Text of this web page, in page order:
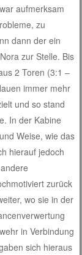
aufmerksam
zu
dann der ein
zur Stelle. Bis
2 Toren (3:1 –
immer mehr
und so stand
In der Kabine
Weise, wie das
hierauf jedoch
zurück
wo sie in der
in Verbindung
sich hieraus